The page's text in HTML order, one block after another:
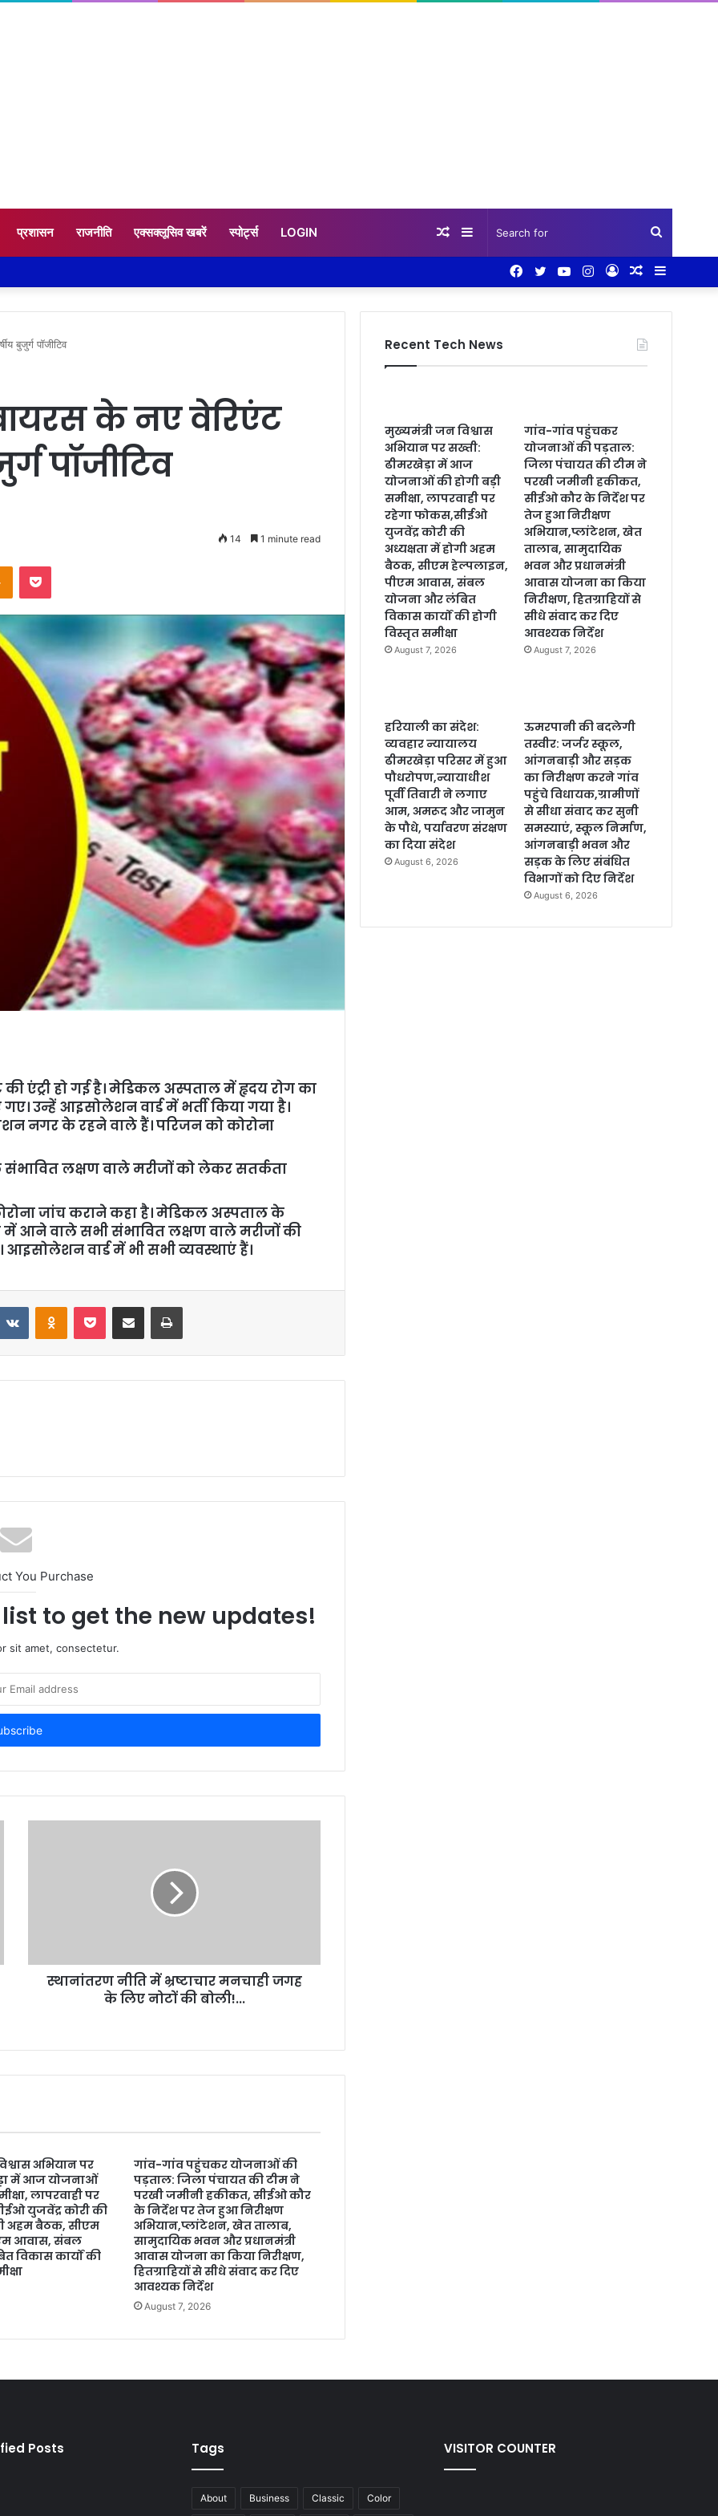
प्रशासन राजनीति एक्सक्लूसिव खबरें स्पोर्ट्स LOGIN
for
Sidebar
Random
Random
Log
Instagram
YouTube
Twitter
Facebook
बुजुर्ग पॉजीटिव
के नए वेरिएंट
पॉजीटिव
14 1 minute read
एंट्री हो गई है। मेडिकल अस्पताल में हृदय रोग का
उन्हें आइसोलेशन वार्ड में भर्ती किया गया है।
नगर के रहने वाले हैं। परिजन को कोरोना
संभावित लक्षण वाले मरीजों को लेकर सतर्कता
जांच कराने कहा है। मेडिकल अस्पताल के
में आने वाले सभी संभावित लक्षण वाले मरीजों की
आइसोलेशन वार्ड में भी सभी व्यवस्थाएं हैं।
You Purchase
to get the new updates!
sit amet, consectetur.
स्थानांतरण नीति में भ्रष्टाचार मनचाही जगह
के लिए नोटों की बोली!...
अभियान पर
में आज योजनाओं
लापरवाही पर
युजवेंद्र कोरी की
अहम बैठक, सीएम
आवास, संबल
विकास कार्यों की
गांव-गांव पहुंचकर योजनाओं की
पड़ताल: जिला पंचायत की टीम ने
परखी जमीनी हकीकत, सीईओ कौर
के निर्देश पर तेज हुआ निरीक्षण
अभियान,प्लांटेशन, खेत तालाब,
सामुदायिक भवन और प्रधानमंत्री
आवास योजना का किया निरीक्षण,
हितग्राहियों से सीधे संवाद कर दिए
आवश्यक निर्देश
August 7, 2026
Recent Tech News
मुख्यमंत्री जन विश्वास
अभियान पर सख्ती:
ढीमरखेड़ा में आज
योजनाओं की होगी बड़ी
समीक्षा, लापरवाही पर
रहेगा फोकस,सीईओ
युजवेंद्र कोरी की
अध्यक्षता में होगी अहम
बैठक, सीएम हेल्पलाइन,
पीएम आवास, संबल
योजना और लंबित
विकास कार्यों की होगी
विस्तृत समीक्षा
August 7, 2026
गांव-गांव पहुंचकर
योजनाओं की पड़ताल:
जिला पंचायत की टीम ने
परखी जमीनी हकीकत,
सीईओ कौर के निर्देश पर
तेज हुआ निरीक्षण
अभियान,प्लांटेशन, खेत
तालाब, सामुदायिक
भवन और प्रधानमंत्री
आवास योजना का किया
निरीक्षण, हितग्राहियों से
सीधे संवाद कर दिए
आवश्यक निर्देश
August 7, 2026
हरियाली का संदेश:
व्यवहार न्यायालय
ढीमरखेड़ा परिसर में हुआ
पौधरोपण,न्यायाधीश
पूर्वी तिवारी ने लगाए
आम, अमरूद और जामुन
के पौधे, पर्यावरण संरक्षण
का दिया संदेश
August 6, 2026
ऊमरपानी की बदलेगी
तस्वीर: जर्जर स्कूल,
आंगनबाड़ी और सड़क
का निरीक्षण करने गांव
पहुंचे विधायक,ग्रामीणों
से सीधा संवाद कर सुनी
समस्याएं, स्कूल निर्माण,
आंगनबाड़ी भवन और
सड़क के लिए संबंधित
विभागों को दिए निर्देश
August 6, 2026
Posts Tags
About Business Classic Color
VISITOR COUNTER